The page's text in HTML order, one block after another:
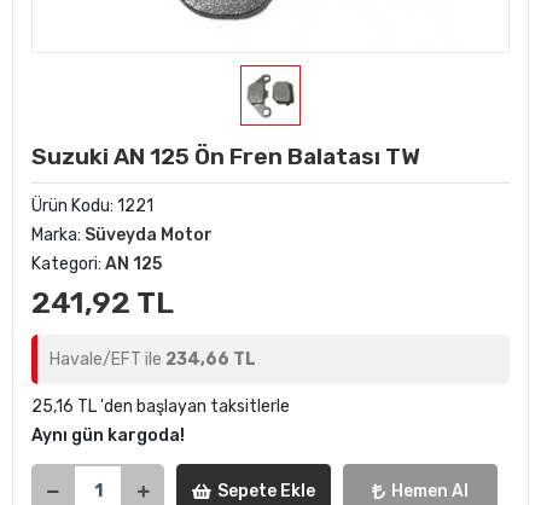
Suzuki AN 125 Ön Fren Balatası TW
Ürün Kodu: 1221
Marka: Süveyda Motor
Kategori: AN 125
241,92 TL
Havale/EFT ile 234,66 TL
25,16 TL 'den başlayan taksitlerle
Aynı gün kargoda!
Sepete Ekle Hemen Al